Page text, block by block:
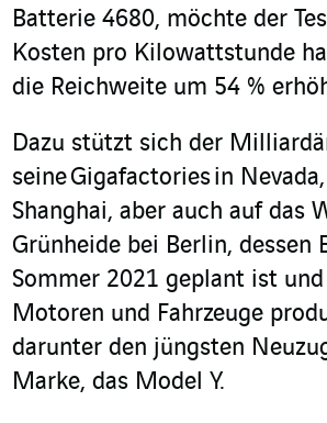
Batterie 4680, möchte der
Kosten pro Kilowattstunde
die Reichweite um 54 %
Dazu stützt sich der
seine Gigafactories in
Shanghai, aber auch auf das
Grünheide bei Berlin, dessen
Sommer 2021 geplant ist und
Motoren und Fahrzeuge
darunter den jüngsten
Marke, das Model Y.